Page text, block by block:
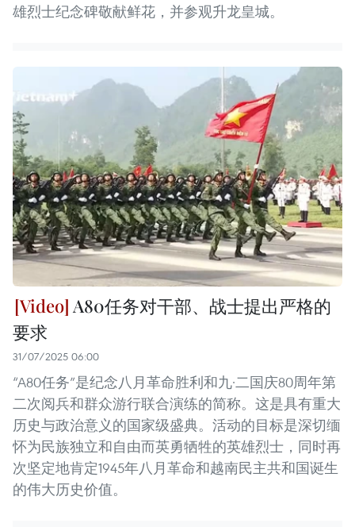
雄烈士纪念碑敬献鲜花，并参观升龙皇城。
A80任务对干部、战士提出严格的
要求
31/07/2025 06:00
“A80任务”是纪念八月革命胜利和九·二国庆80周年第
二次阅兵和群众游行联合演练的简称。这是具有重大
历史与政治意义的国家级盛典。活动的目标是深切缅
怀为民族独立和自由而英勇牺牲的英雄烈士，同时再
次坚定地肯定1945年八月革命和越南民主共和国诞生
的伟大历史价值。